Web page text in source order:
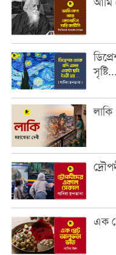
সৃষ্টি...
লাকি
এক